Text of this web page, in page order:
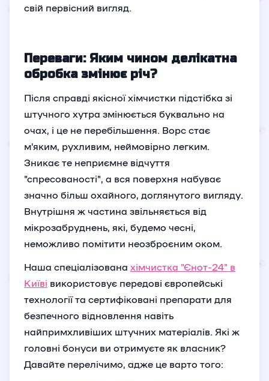
свій первісний вигляд.
Переваги: Яким чином делікатна
обробка змінює річ?
Після справді якісної хімчистки підстібка зі
штучного хутра змінюється буквально на
очах, і це не перебільшення. Ворс стає
м’яким, рухливим, неймовірно легким.
Зникає те неприємне відчуття
"спресованості", а вся поверхня набуває
значно більш охайного, доглянутого вигляду.
Внутрішня ж частина звільняється від
мікрозабруднень, які, будемо чесні,
неможливо помітити неозброєним оком.
Наша спеціалізована хімчистка "Єнот-24" в
Київі використовує передові європейські
технології та сертифіковані препарати для
безпечного відновлення навіть
найпримхливіших штучних матеріалів. Які ж
головні бонуси ви отримуєте як власник?
Давайте перелічимо, адже це варто того: